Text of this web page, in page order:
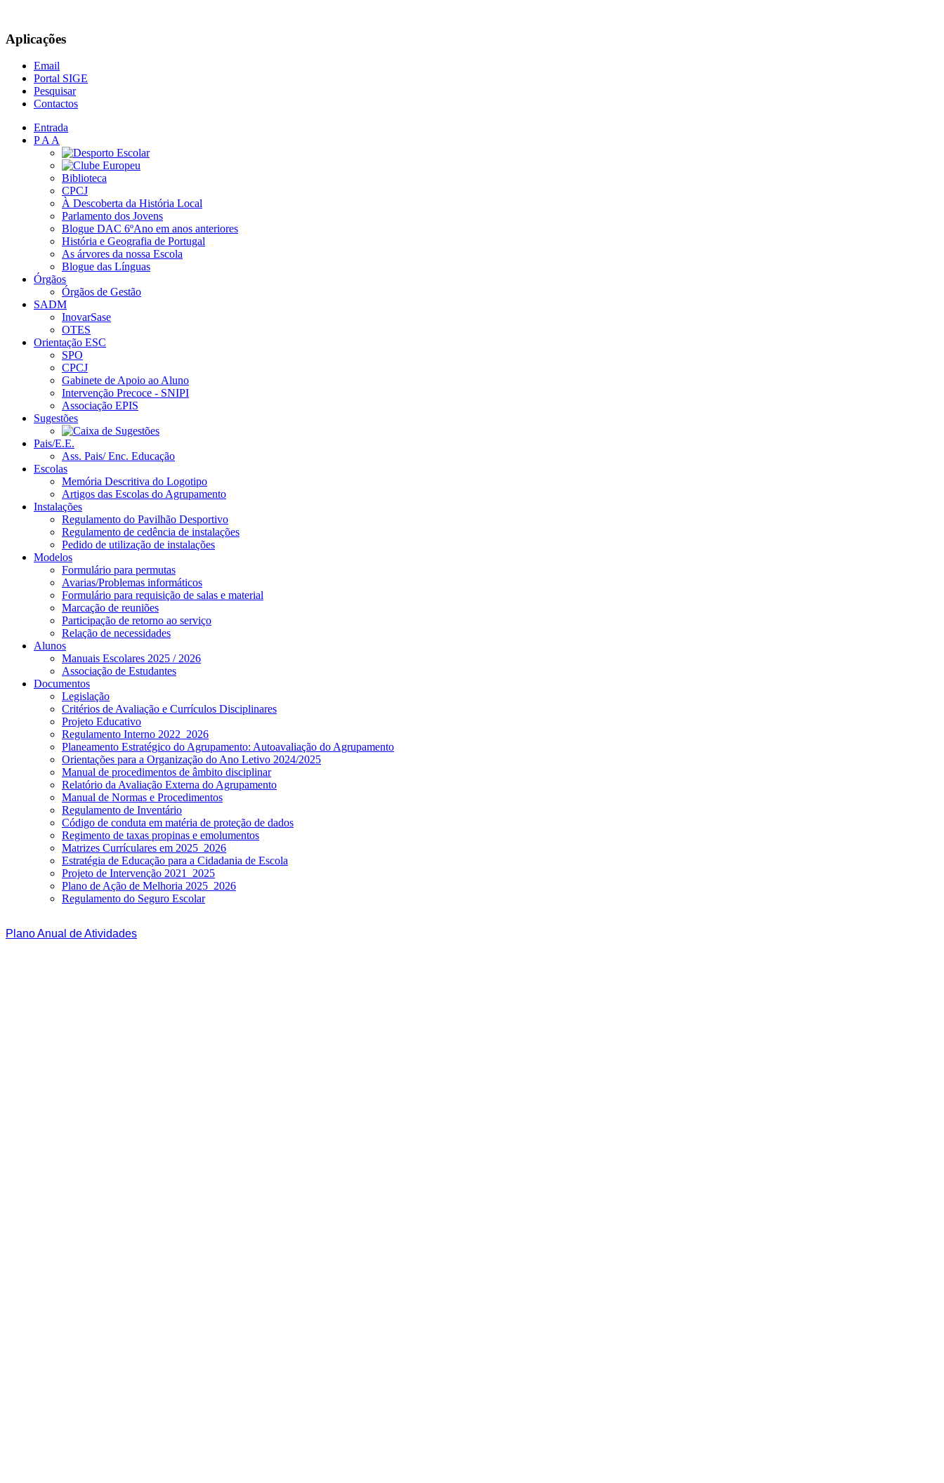
Aplicações
Email
Portal SIGE
Pesquisar
Contactos
Entrada
P A A
Biblioteca
CPCJ
À Descoberta da História Local
Parlamento dos Jovens
Blogue DAC 6ºAno em anos anteriores
História e Geografia de Portugal
As árvores da nossa Escola
Blogue das Línguas
Órgãos
Órgãos de Gestão
SADM
InovarSase
OTES
Orientação ESC
SPO
CPCJ
Gabinete de Apoio ao Aluno
Intervenção Precoce - SNIPI
Associação EPIS
Sugestões
Pais/E.E.
Ass. Pais/ Enc. Educação
Escolas
Memória Descritiva do Logotipo
Artigos das Escolas do Agrupamento
Instalações
Regulamento do Pavilhão Desportivo
Regulamento de cedência de instalações
Pedido de utilização de instalações
Modelos
Formulário para permutas
Avarias/Problemas informáticos
Formulário para requisição de salas e material
Marcação de reuniões
Participação de retorno ao serviço
Relação de necessidades
Alunos
Manuais Escolares 2025 / 2026
Associação de Estudantes
Documentos
Legislação
Critérios de Avaliação e Currículos Disciplinares
Projeto Educativo
Regulamento Interno 2022_2026
Planeamento Estratégico do Agrupamento: Autoavaliação do Agrupamento
Orientações para a Organização do Ano Letivo 2024/2025
Manual de procedimentos de âmbito disciplinar
Relatório da Avaliação Externa do Agrupamento
Manual de Normas e Procedimentos
Regulamento de Inventário
Código de conduta em matéria de proteção de dados
Regimento de taxas propinas e emolumentos
Matrizes Currículares em 2025_2026
Estratégia de Educação para a Cidadania de Escola
Projeto de Intervenção 2021_2025
Plano de Ação de Melhoria 2025_2026
Regulamento do Seguro Escolar
Plano Anual de Atividades